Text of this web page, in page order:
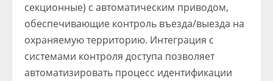
секционные) с автоматическим приводом,
обеспечивающие контроль въезда/выезда на
охраняемую территорию. Интеграция с
системами контроля доступа позволяет
автоматизировать процесс идентификации